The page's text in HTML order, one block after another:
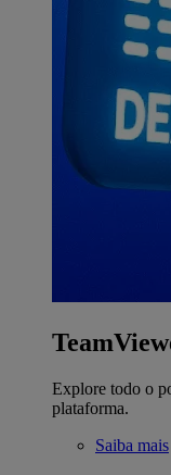
Explore todo o
plataforma.
Saiba mais